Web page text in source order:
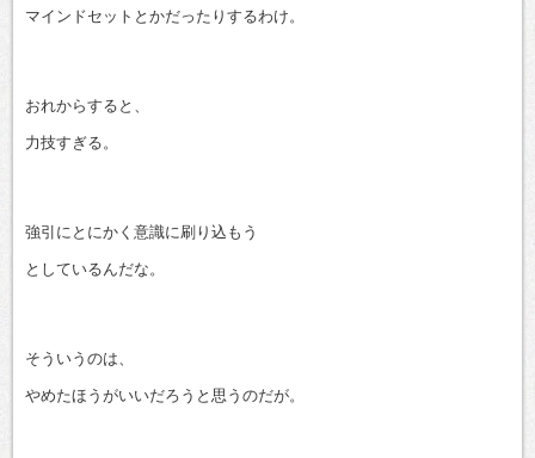
マインドセットとかだったりするわけ。
おれからすると、
力技すぎる。
強引にとにかく意識に刷り込もう
としているんだな。
そういうのは、
やめたほうがいいだろうと思うのだが。